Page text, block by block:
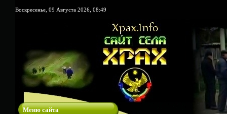
Воскресенье, 09 Августа 2026, 08:49
Меню сайта